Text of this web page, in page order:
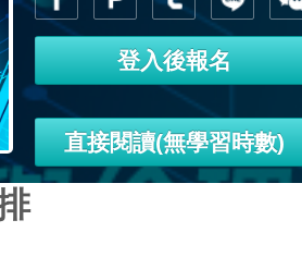
登入後報名
直接閱讀(無學習時數)